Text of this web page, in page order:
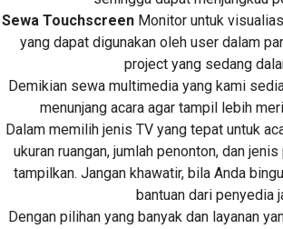
Sewa TouchscreenMonitor untuk
yang dapat digunakan oleh user dalam
project yang sedang
Demikian sewa multimedia yang kami
menunjang acara agar tampil lebih
Dalam memilih jenis TV yang tepat untuk
ukuran ruangan, jumlah penonton, dan
tampilkan. Jangan khawatir, bila Anda
bantuan dari penyedia
Dengan pilihan yang banyak dan layanan